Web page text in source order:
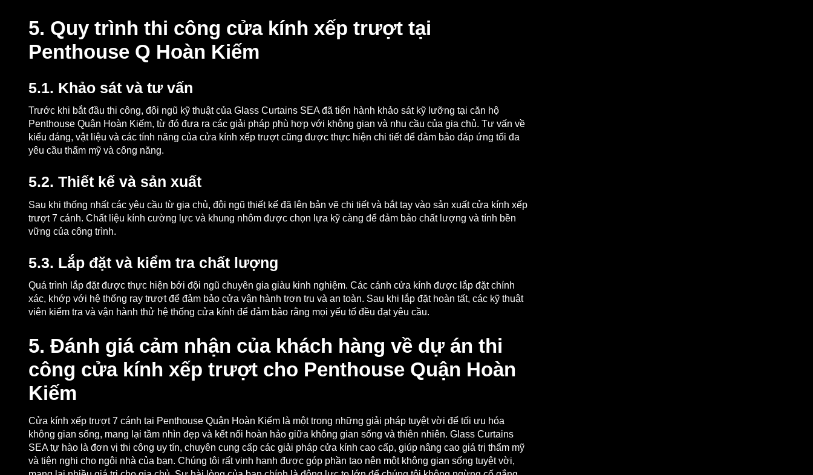
5. Quy trình thi công cửa kính xếp trượt tại
Penthouse Q Hoàn Kiếm
5.1. Khảo sát và tư vấn
Trước khi bắt đầu thi công, đội ngũ kỹ thuật của Glass Curtains SEA đã tiến hành khảo sát kỹ lưỡng tại căn hộ
Penthouse Quận Hoàn Kiếm, từ đó đưa ra các giải pháp phù hợp với không gian và nhu cầu của gia chủ. Tư vấn về
kiểu dáng, vật liệu và các tính năng của cửa kính xếp trượt cũng được thực hiện chi tiết để đảm bảo đáp ứng tối đa
yêu cầu thẩm mỹ và công năng.
5.2. Thiết kế và sản xuất
Sau khi thống nhất các yêu cầu từ gia chủ, đội ngũ thiết kế đã lên bản vẽ chi tiết và bắt tay vào sản xuất cửa kính xếp
trượt 7 cánh. Chất liệu kính cường lực và khung nhôm được chọn lựa kỹ càng để đảm bảo chất lượng và tính bền
vững của công trình.
5.3. Lắp đặt và kiểm tra chất lượng
Quá trình lắp đặt được thực hiện bởi đội ngũ chuyên gia giàu kinh nghiệm. Các cánh cửa kính được lắp đặt chính
xác, khớp với hệ thống ray trượt để đảm bảo cửa vận hành trơn tru và an toàn. Sau khi lắp đặt hoàn tất, các kỹ thuật
viên kiểm tra và vận hành thử hệ thống cửa kính để đảm bảo rằng mọi yếu tố đều đạt yêu cầu.
5. Đánh giá cảm nhận của khách hàng về dự án thi
công cửa kính xếp trượt cho Penthouse Quận Hoàn
Kiếm
Cửa kính xếp trượt 7 cánh tại Penthouse Quận Hoàn Kiếm là một trong những giải pháp tuyệt vời để tối ưu hóa
không gian sống, mang lại tầm nhìn đẹp và kết nối hoàn hảo giữa không gian sống và thiên nhiên. Glass Curtains
SEA tự hào là đơn vị thi công uy tín, chuyên cung cấp các giải pháp cửa kính cao cấp, giúp nâng cao giá trị thẩm mỹ
và tiện nghi cho ngôi nhà của bạn. Chúng tôi rất vinh hạnh được góp phần tạo nên một không gian sống tuyệt vời,